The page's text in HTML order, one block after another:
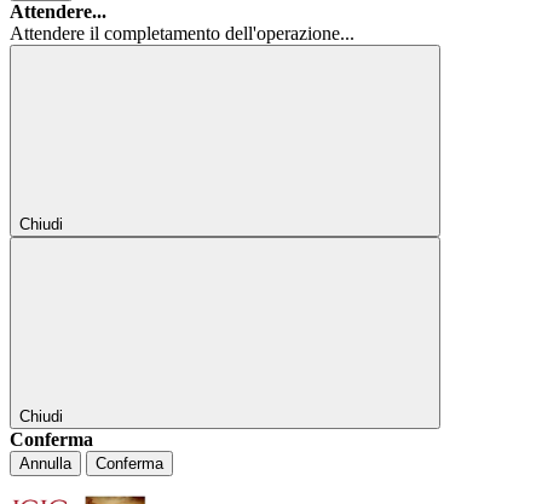
Attendere...
Attendere il completamento dell'operazione...
Chiudi
Chiudi
Conferma
Annulla Conferma